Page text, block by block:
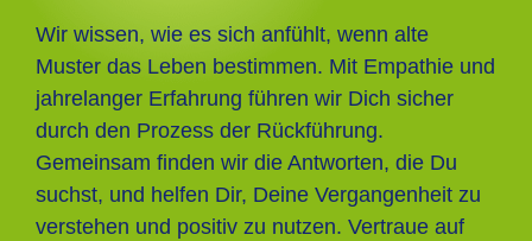
Wir wissen, wie es sich anfühlt, wenn alte
Muster das Leben bestimmen. Mit Empathie und
jahrelanger Erfahrung führen wir Dich sicher
durch den Prozess der Rückführung.
Gemeinsam finden wir die Antworten, die Du
suchst, und helfen Dir, Deine Vergangenheit zu
verstehen und positiv zu nutzen. Vertraue auf